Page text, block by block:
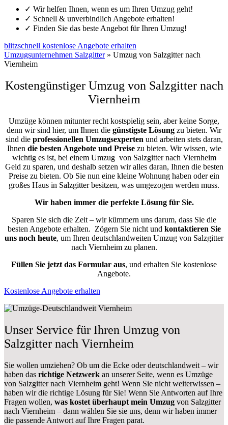
✓ Wir helfen Ihnen, wenn es um Ihren Umzug geht!
✓ Schnell & unverbindlich Angebote erhalten!
✓ Finden Sie das beste Angebot für Ihren Umzug!
blitzschnell kostenlose Angebote erhalten
Umzugsunternehmen Salzgitter» Umzug von Salzgitter nach
Viernheim
Kostengünstiger Umzug von Salzgitter nach
Viernheim
Umzüge können mitunter recht kostspielig sein, aber keine Sorge,
denn wir sind hier, um Ihnen die günstigste Lösung zu bieten. Wir
sind die professionellen Umzugsexperten und arbeiten stets daran,
Ihnen die besten Angebote und Preisezu bieten. Wir wissen, wie
wichtig es ist, bei einem Umzug von Salzgitter nach Viernheim
Geld zu sparen, und deshalb setzen wir alles daran, Ihnen die besten
Preise zu bieten. Ob Sie nun eine kleine Wohnung haben oder ein
großes Haus in Salzgitter besitzen, was umgezogen werden muss.
Wir haben immer die perfekte Lösung für Sie.
Sparen Sie sich die Zeit – wir kümmern uns darum, dass Sie die
besten Angebote erhalten. Zögern Sie nicht und kontaktieren Sie
uns noch heute, um Ihren deutschlandweiten Umzug von Salzgitter
nach Viernheim zu planen.
Füllen Sie jetzt das Formular aus, und erhalten Sie kostenlose
Angebote.
Kostenlose Angebote erhalten
Unser Service für Ihren Umzug von
Salzgitter nach Viernheim
Sie wollen umziehen? Ob um die Ecke oder deutschlandweit – wir
haben das richtige Netzwerk an unserer Seite, wenn es Umzüge
von Salzgitter nach Viernheim geht! Wenn Sie nicht weiterwissen –
haben wir die richtige Lösung für Sie! Wenn Sie Antworten auf Ihre
Fragen wollen, was kostet überhaupt mein Umzug von Salzgitter
nach Viernheim – dann wählen Sie sie uns, denn wir haben immer
die passende Antwort auf Ihre Fragen parat.